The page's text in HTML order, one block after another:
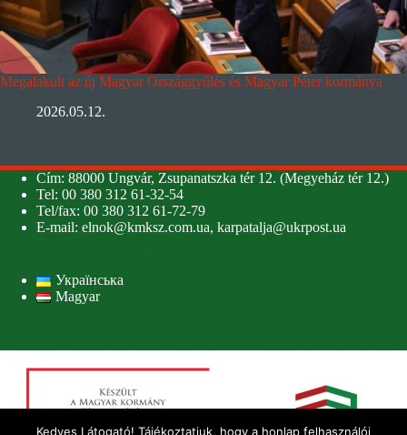
Megalakult az új Magyar Országgyűlés és Magyar Péter kormánya
2026.05.12.
Cím: 88000 Ungvár, Zsupanatszka tér 12. (Megyeház tér 12.)
Tel: 00 380 312 61-32-54
Tel/fax: 00 380 312 61-72-79
E-mail: elnok@kmksz.com.ua, karpatalja@ukrpost.ua
Українська
Magyar
Kedves Látogató! Tájékoztatjuk, hogy a honlap felhasználói